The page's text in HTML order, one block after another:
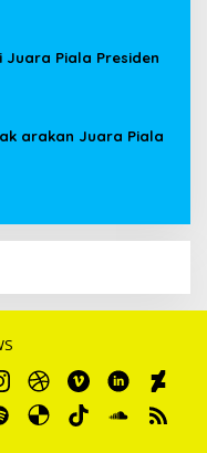
Juara Piala Presiden
arakan Juara Piala